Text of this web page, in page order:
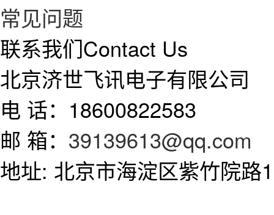
常见问题
联系我们Contact Us
北京济世飞讯电子有限公司
电 话：18600822583
邮 箱： 39139613@qq.com
地址: 北京市海淀区紫竹院路